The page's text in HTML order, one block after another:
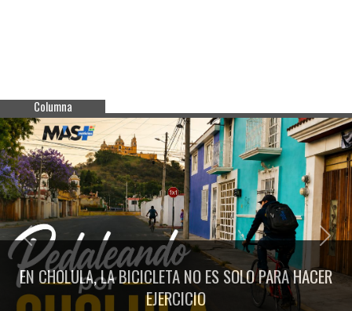
Columna
EN CHOLULA, LA BICICLETA NO ES SOLO PARA HACER
EJERCICIO
Previous Next